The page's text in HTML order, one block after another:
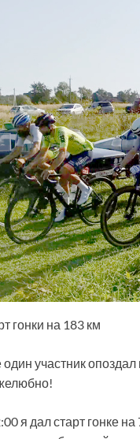
гонки на 183 км
участник
я дал старт гонке